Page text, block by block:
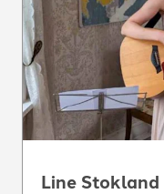
Line Stokland